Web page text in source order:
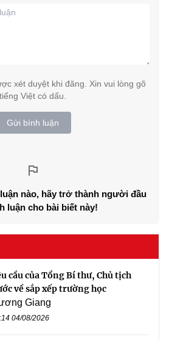
xét duyệt khi đăng. Xin vui lòng gõ
tiếng Việt có dấu.
Gửi bình luận
nào, hãy trở thành người đầu
luận cho bài biết này!
cầu của Tổng Bí thư, Chủ tịch
về sắp xếp trường học
Giang
04/08/2026